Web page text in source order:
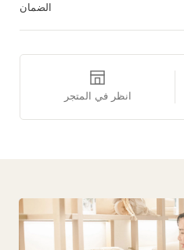
الضمان
انظر في المتجر